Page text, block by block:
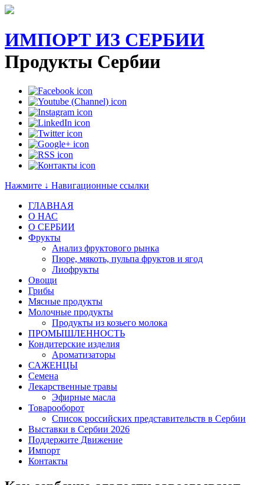
ИМПОРТ ИЗ СЕРБИИ
Продукты Сербии
Нажмите ↓ Навигационные ссылки
ГЛАВНАЯ
О НАС
O СЕРБИИ
Фрукты
Анализ фруктового рынка
Пюре, мякоть, пульпа фруктов и ягод
Лиофрукты
Овощи
Грибы
Мясные продукты
Молочные продукты
Продукты из козьего молока
ПРОМЫШЛЕННОСТЬ
Кондитерские изделия
Ароматизаторы
САЖЕНЦЫ
Семена
Лекарственные травы
Эфирные масла
Товарооборот
Список российских представительств в Сербии
Выставки в Сербии 2026
Поддержите Движение
Импорт
Контакты